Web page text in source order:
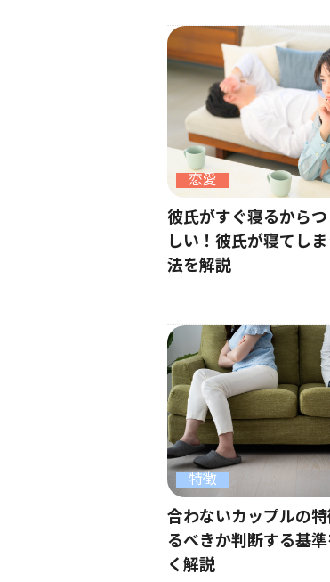
恋愛
彼氏がすぐ寝るから
しい！彼氏が寝てし
法を解説
特徴
合わないカップルの
るべきか判断する基
く解説